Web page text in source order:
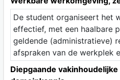
De student organiseert het
effectief, met een haalbare
geldende (administratieve)
afspraken van de werkplek
Diepgaande